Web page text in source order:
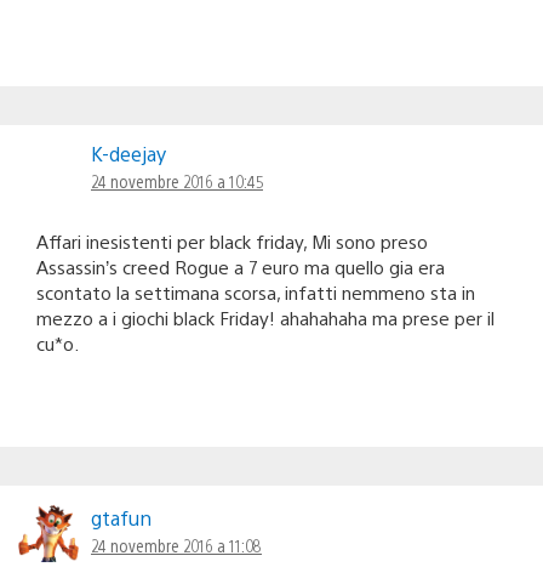
K-deejay
24 novembre 2016 a 10:45
Affari inesistenti per black friday, Mi sono preso
Assassin’s creed Rogue a 7 euro ma quello gia era
scontato la settimana scorsa, infatti nemmeno sta in
mezzo a i giochi black Friday! ahahahaha ma prese per il
cu*o.
gtafun
24 novembre 2016 a 11:08